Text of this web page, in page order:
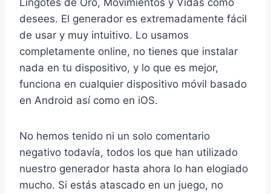
desees. El generador es extremadamente fácil
de usar y muy intuitivo. Lo usamos
completamente online, no tienes que instalar
nada en tu dispositivo, y lo que es mejor,
funciona en cualquier dispositivo móvil basado
en Android así como en iOS.
No hemos tenido ni un solo comentario
negativo todavía, todos los que han utilizado
nuestro generador hasta ahora lo han elogiado
mucho. Si estás atascado en un juego, no